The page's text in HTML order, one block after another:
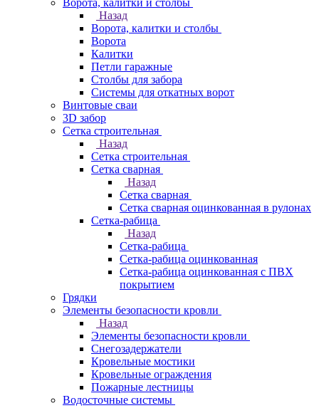
Назад
Ворота, калитки и столбы
Ворота
Калитки
Петли гаражные
Столбы для забора
Системы для откатных ворот
Винтовые сваи
3D забор
Сетка строительная
Назад
Сетка строительная
Сетка сварная
Назад
Сетка сварная
Сетка сварная оцинкованная в рулонах
Сетка-рабица
Назад
Сетка-рабица
Сетка-рабица оцинкованная
Сетка-рабица оцинкованная с ПВХ
покрытием
Грядки
Элементы безопасности кровли
Назад
Элементы безопасности кровли
Снегозадержатели
Кровельные мостики
Кровельные ограждения
Пожарные лестницы
Водосточные системы